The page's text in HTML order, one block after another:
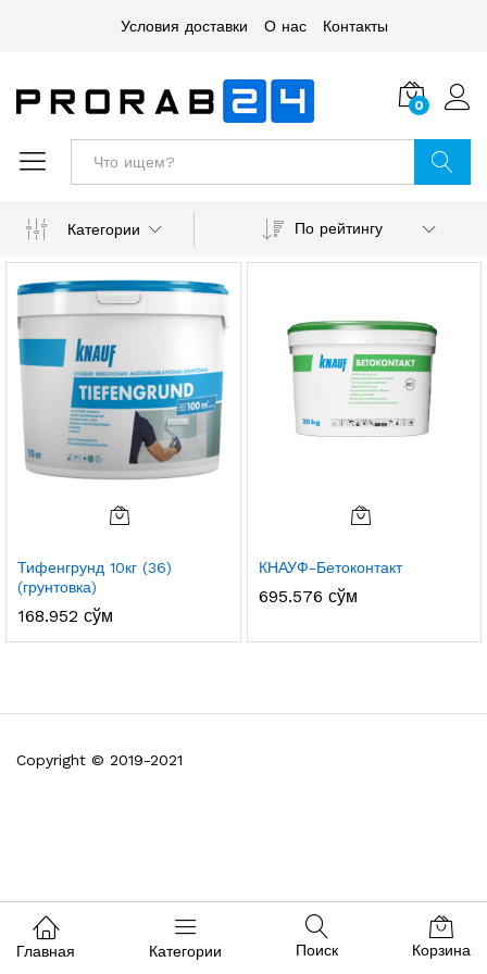
Условия доставки О нас Контакты
0
Категории
По рейтингу
Тифенгрунд 10кг (36)
(грунтовка)
168.952 сўм
КНАУФ-Бетоконтакт
695.576 сўм
Copyright © 2019-2021
Главная Категории Поиск Корзина